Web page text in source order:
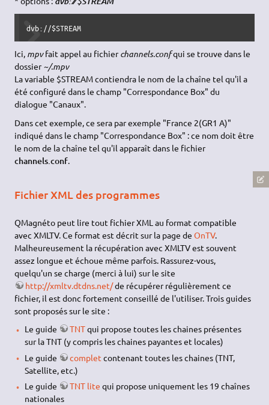
dvb://$STREAM
Ici, mpvfait appel au fichierchannels.confqui se trouve dans le
dossier~/.mpv
La variable $STREAM contiendra le nom de la chaîne tel qu'il a
été configuré dans le champ "Correspondance Box" du
dialogue "Canaux".
Dans cet exemple, ce sera par exemple "France 2(GR1 A)"
indiqué dans le champ "Correspondance Box" : ce nom doit être
le nom de la chaîne tel qu'il apparaît dans le fichier
channels.conf.
Fichier XML des programmes
QMagnéto peut lire tout fichier XML au format compatible
avec XMLTV. Ce format est décrit sur la page deOnTV.
Malheureusement la récupération avec XMLTV est souvent
assez longue et échoue même parfois. Rassurez-vous,
quelqu'un se charge (merci à lui) sur le site
http://xmltv.dtdns.net/de récupérer régulièrement ce
fichier, il est donc fortement conseillé de l'utiliser. Trois guides
sont proposés sur le site :
Le guide
TNTqui propose toutes les chaines présentes
sur la TNT (y compris les chaines payantes et locales)
Le guide
complet contenant toutes les chaines (TNT,
Satellite, etc.)
Le guide
TNT lite qui propose uniquement les 19 chaînes
nationales